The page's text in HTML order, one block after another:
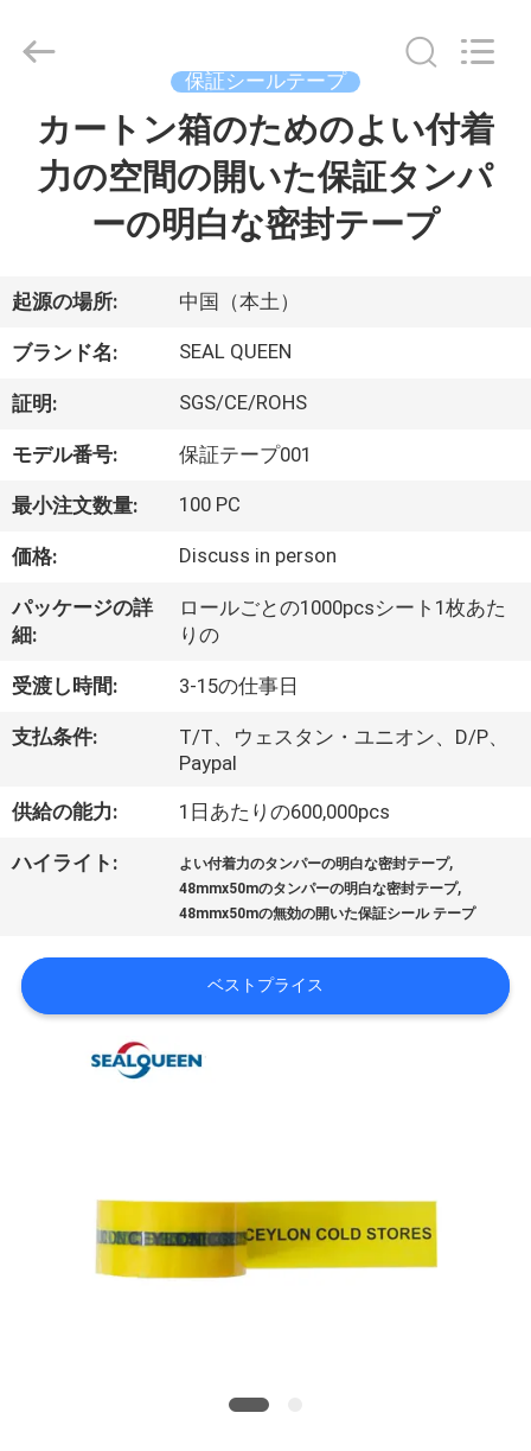
ダ
ク
ト
私
に
つ
い
て
工
場
Material
保証シールテープ
カートン箱のためのよい付着
力の空間の開いた保証タンパ
ーの明白な密封テープ
起源の場所: 中国（本土）
ブランド名: SEAL QUEEN
証明: SGS/CE/ROHS
モデル番号: 保証テープ001
最小注文数量: 100 PC
価格: Discuss in person
パッケージの詳
細:
ロールごとの1000pcsシート1枚あた
りの
受渡し時間: 3-15の仕事日
支払条件:
T/T、ウェスタン・ユニオン、D/P、
Paypal
供給の能力: 1日あたりの600,000pcs
ハイライト: よい付着力のタンパーの明白な密封テープ,
48mmx50mのタンパーの明白な密封テープ,
48mmx50mの無効の開いた保証シール テープ
ベストプライス